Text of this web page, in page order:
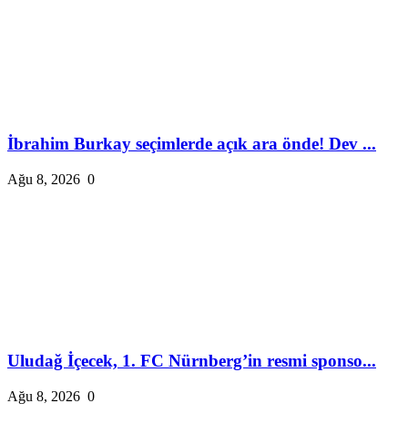
İbrahim Burkay seçimlerde açık ara önde! Dev ...
Ağu 8, 2026 0
Uludağ İçecek, 1. FC Nürnberg’in resmi sponso...
Ağu 8, 2026 0